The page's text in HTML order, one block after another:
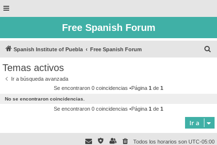
Free Spanish Forum
Spanish Institute of Puebla Free Spanish Forum
Temas activos
Ir a búsqueda avanzada
Se encontraron 0 coincidencias •Página 1 de 1
No se encontraron coincidencias.
Se encontraron 0 coincidencias •Página 1 de 1
Ir a
Todos los horarios son UTC-05:00